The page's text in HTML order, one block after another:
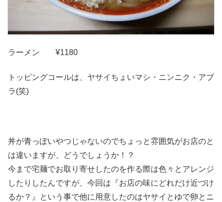
ラーメン ¥1180
トッピングコールは、ヤサイちょいマシ・ニンニク・アブ
ラ(笑)
丼が青っぽいやつじゃないのでちょっと雰囲気がお店のと
は違いますが、どうでしょうか！？
今まで宅麺でお取り寄せしたのを作る際は色々とアレンジ
したりしたんですが、今回は『お店の味にどれだけ近づけ
るか？』という事で他に用意したのはヤサイとゆで卵とニ